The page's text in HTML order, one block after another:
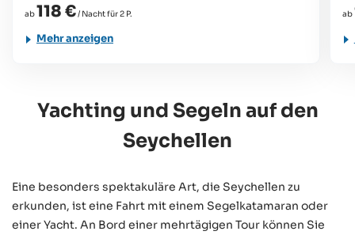
ab118 €/ Nacht für 2 P.
Mehr anzeigen
ab
Yachting und Segeln auf den
Seychellen
Eine besonders spektakuläre Art, die Seychellen zu
erkunden, ist eine Fahrt mit einem Segelkatamaran oder
einer Yacht. An Bord einer mehrtägigen Tour können Sie